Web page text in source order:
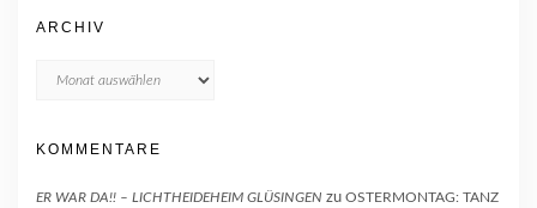
ARCHIV
KOMMENTARE
ER WAR DA!! – LICHTHEIDEHEIM GLÜSINGEN zu OSTERMONTAG: TANZ